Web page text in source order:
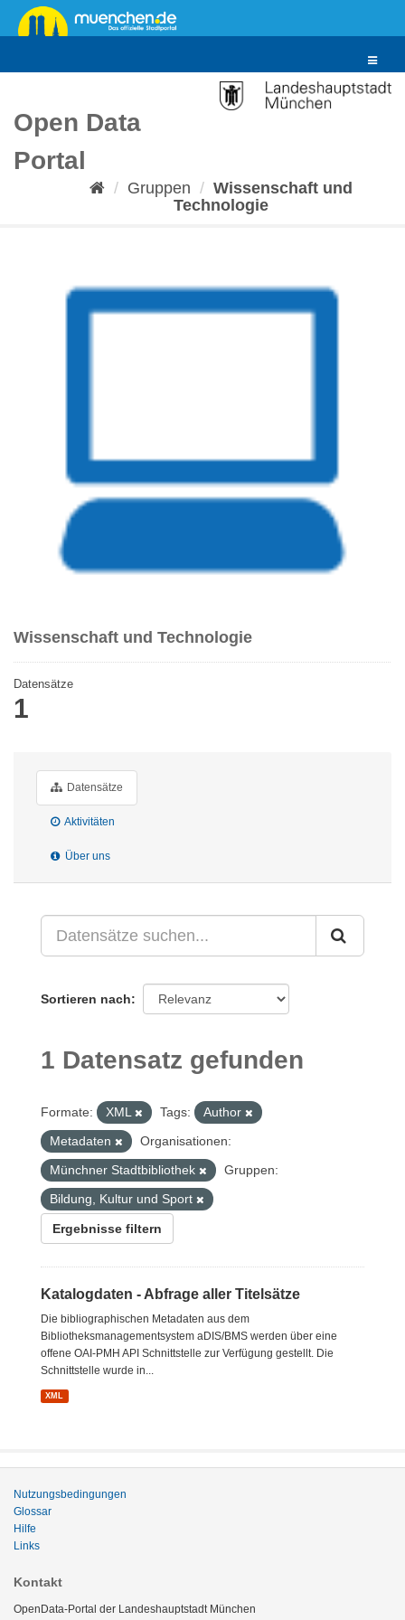
Überspringen
zum
Toggle
Open Data
Portal
Gruppen
Wissenschaft und
Technologie
Wissenschaft und Technologie
Datensätze
1
Datensätze
Aktivitäten
Über uns
Sortieren nach
1 Datensatz gefunden
Formate: XML Tags:
Author
Metadaten
Organisationen:
Münchner Stadtbibliothek
Gruppen:
Bildung, Kultur und Sport
Ergebnisse filtern
Katalogdaten - Abfrage aller Titelsätze
Die bibliographischen Metadaten aus dem
Bibliotheksmanagementsystem aDIS/BMS werden über eine
offene OAI-PMH API Schnittstelle zur Verfügung gestellt. Die
Schnittstelle wurde in...
XML
Nutzungsbedingungen
Glossar
Hilfe
Links
Kontakt
OpenData-Portal der Landeshauptstadt München